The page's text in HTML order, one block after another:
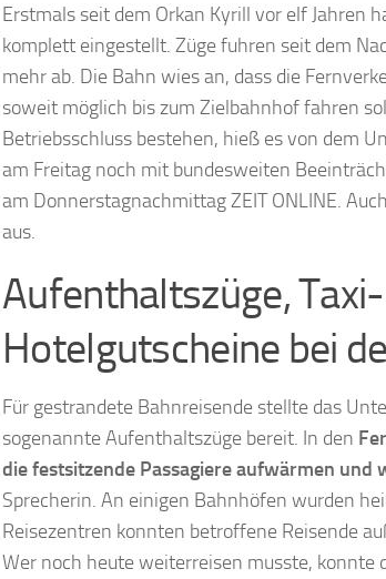
Erstmals seit dem Orkan Kyrill vor elf Jahren
komplett eingestellt. Züge fuhren seit dem
mehr ab. Die Bahn wies an, dass die
soweit möglich bis zum Zielbahnhof fahren
Betriebsschluss bestehen, hieß es von dem
am Freitag noch mit bundesweiten
am Donnerstagnachmittag ZEIT ONLINE.
aus.
Aufenthaltszüge,
Hotelgutscheine bei
Für gestrandete Bahnreisende stellte das
sogenannte Aufenthaltszüge bereit. In den
die festsitzende Passagiere aufwärmen und
Sprecherin. An einigen Bahnhöfen wurden
Reisezentren konnten betroffene Reisende
Wer noch heute weiterreisen musste, konnte